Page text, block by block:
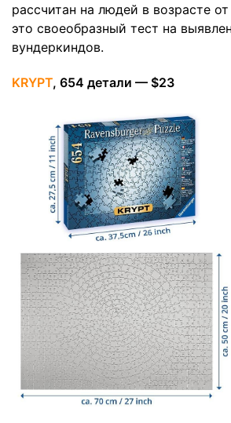
рассчитан на людей в возрасте
это своеобразный тест на
вундеркиндов.
KRYPT, 654 детали — $23